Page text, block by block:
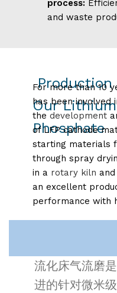
process:
and waste
Production
Our
Phosphate
For more than 10
has been involved
the development
of LFP cathode
starting materials
through spray
in a rotary kiln
an excellent
performance with
流化床气流磨
进的针对微米